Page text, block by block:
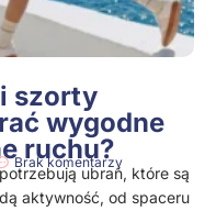
szorty
wygodne
ruchu?
Brak komentarzy
ubrań, które są
aktywność, od spaceru